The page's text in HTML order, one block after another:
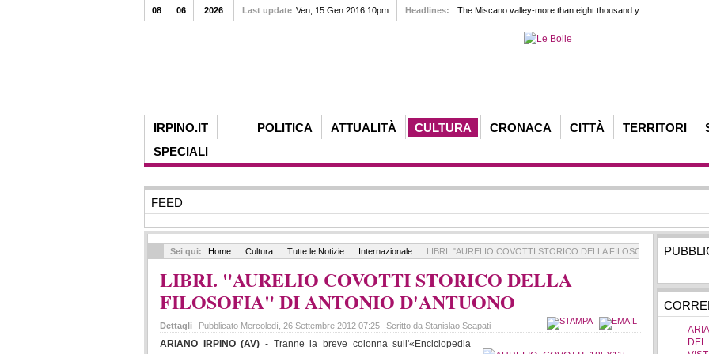
IRPINO.IT POLITICA ATTUALITÀ CULTURA CRONACA CITTÀ TERRITORI
SPECIALI
08 06 2026 Last update Ven, 15 Gen 2016 10pm Headlines: The Miscano valley-more than eight thousand y...
FEED
Sei qui: Home Cultura Tutte le Notizie Internazionale LIBRI. "AURELIO COVOTTI STORICO DELLA FILOSOFIA" DI
LIBRI. "AURELIO COVOTTI STORICO DELLA
FILOSOFIA" DI ANTONIO D'ANTUONO
Dettagli Pubblicato Mercoledì, 26 Settembre 2012 07:25 Scritto da Stanislao Scapati
ARIANO IRPINO (AV) - Tranne la breve colonna sull'«Enciclopedia